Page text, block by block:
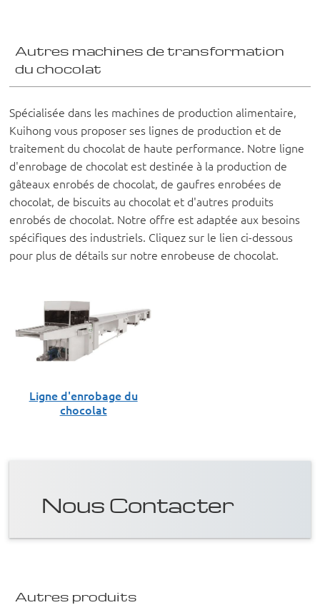
Autres machines de transformation
du chocolat
Spécialisée dans les machines de production alimentaire,
Kuihong vous proposer ses lignes de production et de
traitement du chocolat de haute performance. Notre ligne
d'enrobage de chocolat est destinée à la production de
gâteaux enrobés de chocolat, de gaufres enrobées de
chocolat, de biscuits au chocolat et d'autres produits
enrobés de chocolat. Notre offre est adaptée aux besoins
spécifiques des industriels. Cliquez sur le lien ci-dessous
pour plus de détails sur notre enrobeuse de chocolat.
Ligne d'enrobage du
chocolat
Nous Contacter
Autres produits